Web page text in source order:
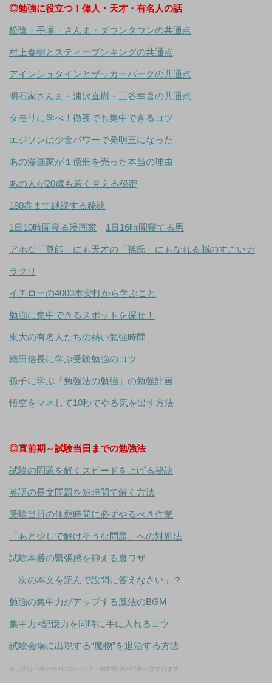
◎勉強に役立つ！偉人・天才・有名人の話
松陰・手塚・さんま・ダウンタウンの共通点
村上春樹とスティーブンキングの共通点
アインシュタインとザッカーバーグの共通点
明石家さんま・浦沢直樹・三谷幸喜の共通点
タモリに学べ！徹夜でも集中できるコツ
エジソンは少食パワーで発明王になった
あの漫画家が１億冊を売った本当の理由
あの人が20歳も若く見える秘密
180巻まで継続する秘訣
1日10時間寝る漫画家 1日16時間寝てる男
アホな「尊師」にも天才の「孫氏」にもなれる脳のすごいカ
ラクリ
イチローの4000本安打から学ぶこと
勉強に集中できるスポットを探せ！
東大の有名人たちの熱い勉強時間
織田信長に学ぶ受験勉強のコツ
孫子に学ぶ「勉強法の勉強」の勉強計画
悟空をマネして10秒でやる気を出す方法
◎直前期～試験当日までの勉強法
試験の問題を解くスピードを上げる秘訣
英語の長文問題を短時間で解く方法
受験当日の休憩時間に必ずやるべき作業
「あと少しで解けそうな問題」への対処法
試験本番の緊張感を抑える裏ワザ
「次の本文を読んで設問に答えなさい」？
勉強の集中力がアップする魔法のBGM
集中力×記憶力を同時に手に入れるコツ
試験会場に出現する“魔物”を退治する方法
※上記は当会の無料プレゼント・教材関連の記事が含まれます。